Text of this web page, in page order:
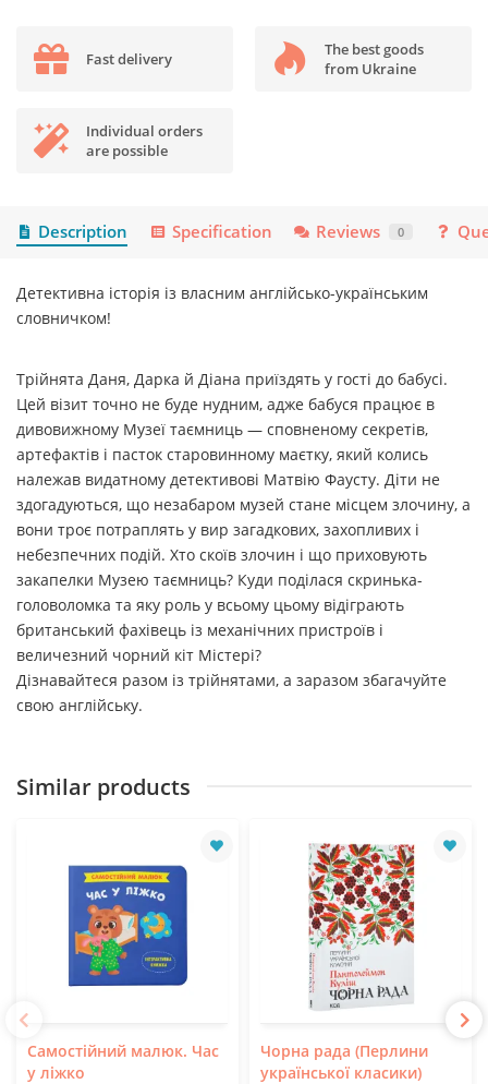
Fast delivery
The best goods
from Ukraine
Individual orders
are possible
Description Specification Reviews 0
Детективна історія із власним англійсько-українським
словничком!
Трійнята Даня, Дарка й Діана приїздять у гості до бабусі.
Цей візит точно не буде нудним, адже бабуся працює в
дивовижному Музеї таємниць — сповненому секретів,
артефактів і пасток старовинному маєтку, який колись
належав видатному детективові Матвію Фаусту. Діти не
здогадуються, що незабаром музей стане місцем злочину, а
вони троє потраплять у вир загадкових, захопливих і
небезпечних подій. Хто скоїв злочин і що приховують
закапелки Музею таємниць? Куди поділася скринька-
головоломка та яку роль у всьому цьому відіграють
британський фахівець із механічних пристроїв і
величезний чорний кіт Містері?
Дізнавайтеся разом із трійнятами, а заразом збагачуйте
свою англійську.
Similar products
Самостійний малюк. Час
у ліжко
Чорна рада (Перлини
української класики)